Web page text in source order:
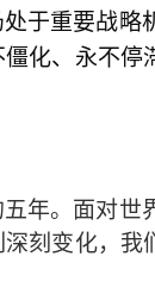
于重要战
化、永不
年。面对
刻变化，我